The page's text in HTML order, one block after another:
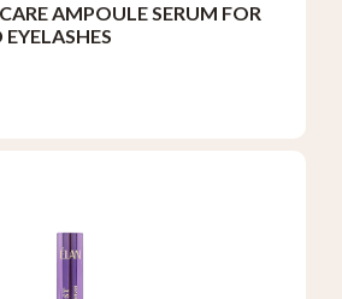
AMPOULE SERUM FOR